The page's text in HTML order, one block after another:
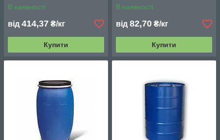
В наявності
від 414,37 ₴/кг
Купити
В наявності
від 82,70 ₴/кг
Купити